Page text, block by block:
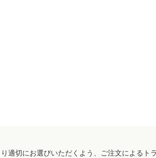
適切にお選びいただくよう、ご注文によるト